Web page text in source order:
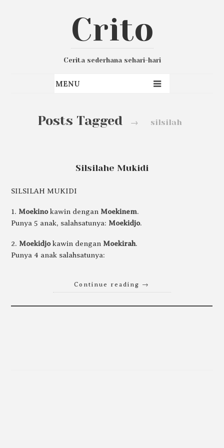
Crito
Cerita sederhana sehari-hari
Posts Tagged → silsilah
Silsilahe Mukidi
SILSILAH MUKIDI
1. Moekinokawin dengan Moekinem.
Punya 5 anak, salahsatunya: Moekidjo.
2. Moekidjokawin dengan Moekirah.
Punya 4 anak salahsatunya:
Continue reading →